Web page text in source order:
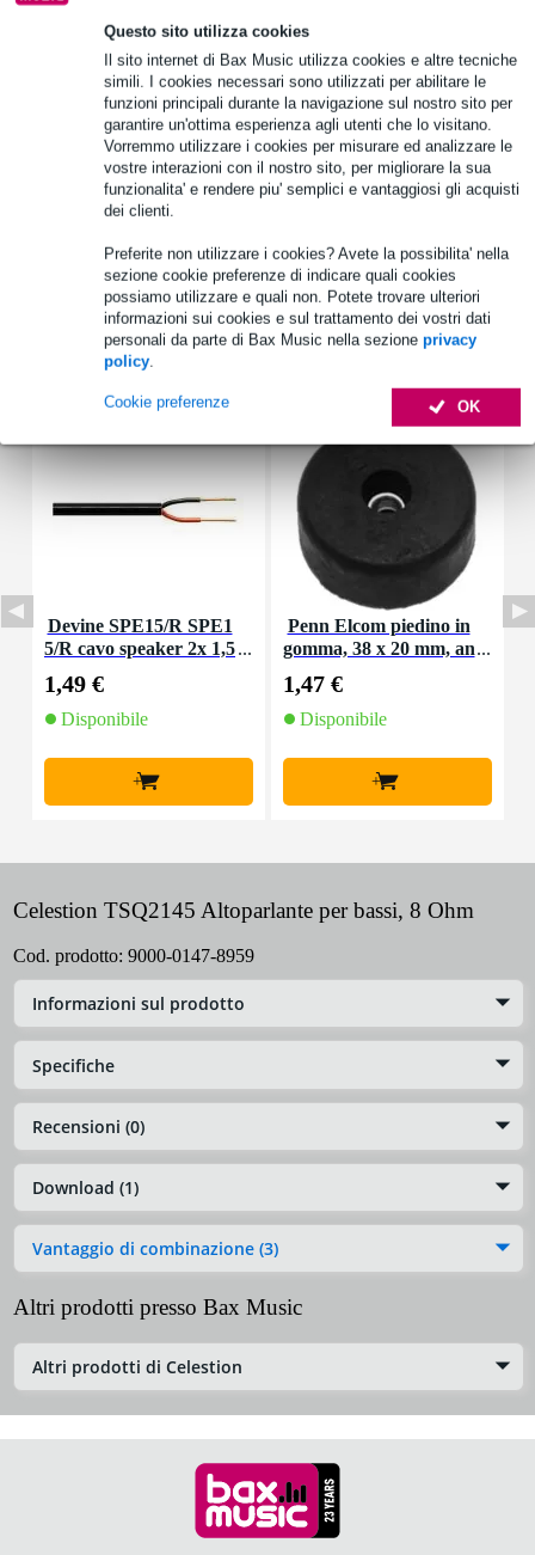
Questo sito utilizza cookies
Il sito internet di Bax Music utilizza cookies e altre tecniche
simili. I cookies necessari sono utilizzati per abilitare le
funzioni principali durante la navigazione sul nostro sito per
garantire un'ottima esperienza agli utenti che lo visitano.
Vorremmo utilizzare i cookies per misurare ed analizzare le
vostre interazioni con il nostro sito, per migliorare la sua
funzionalita' e rendere piu' semplici e vantaggiosi gli acquisti
dei clienti.
Preferite non utilizzare i cookies? Avete la possibilita' nella
sezione cookie preferenze di indicare quali cookies
possiamo utilizzare e quali non. Potete trovare ulteriori
informazioni sui cookies e sul trattamento dei vostri dati
personali da parte di Bax Music nella sezione privacy
policy.
OK
Cookie preferenze
Scegli adesso i 2 anni di garanzia aggiuntiva e molti altri
vantaggi!
32,95 € di premio
Informazioni sul prodotto
Capacità di carico continuo di 3600 W
diametro della bobina mobile di 4,5 pollici
Specifiche complete
Accessori (6)
Devine SPE15/R SPE1
5/R cavo speaker 2x 1,5
1,49 €
Disponibile
+
Penn Elcom piedino in
gomma, 38 x 20 mm, an
1,47 €
Disponibile
+
Celestion TSQ2145 Altoparlante per bassi, 8 Ohm
Cod. prodotto: 9000-0147-8959
Informazioni sul prodotto
Specifiche
Recensioni (0)
Download (1)
Vantaggio di combinazione (3)
Altri prodotti presso Bax Music
Altri prodotti di Celestion